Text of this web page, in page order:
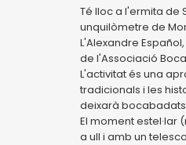
Té lloc a l'ermita de
unquilòmetre de
L'Alexandre Español,
de l'Associació
L'activitat és una
tradicionals i les
deixarà
El moment estel·lar
a ull i amb un